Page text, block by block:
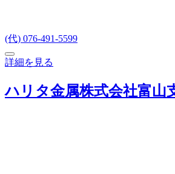
(代) 076-491-5599
詳細を見る
ハリタ金属株式会社富山